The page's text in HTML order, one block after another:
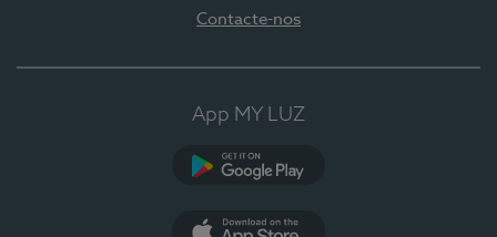
Contacte-nos
App MY LUZ